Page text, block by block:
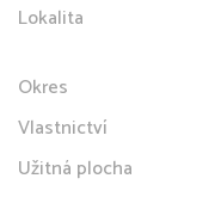
Lokalita
Okres
Vlastnictví
Užitná plocha